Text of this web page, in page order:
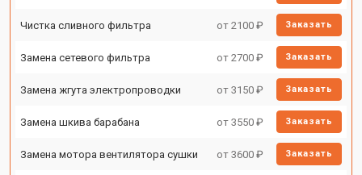
Чистка сливного фильтра от 2100 ₽ Заказать
Замена сетевого фильтра от 2700 ₽ Заказать
Замена жгута электропроводки от 3150 ₽ Заказать
Замена шкива барабана от 3550 ₽ Заказать
Замена мотора вентилятора сушки от 3600 ₽ Заказать